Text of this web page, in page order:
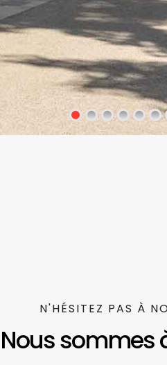
N'HÉSITEZ PAS À
Nous sommes